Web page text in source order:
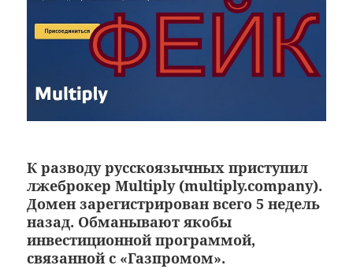
К разводу русскоязычных приступил
лжеброкер Multiply (multiply.company).
Домен зарегистрирован всего 5 недель
назад. Обманывают якобы
инвестиционной программой,
связанной с «Газпромом».